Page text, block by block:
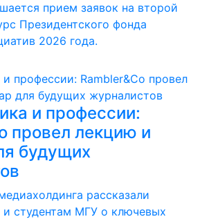
прием заявок на второй
Президентского фонда
2026 года.
и профессии:
провел лекцию и
будущих
рассказали
и студентам МГУ о ключевых